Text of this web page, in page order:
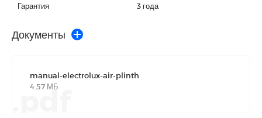
Гарантия 3 года
Документы
manual-electrolux-air-plinth
4.57 МБ
.pdf